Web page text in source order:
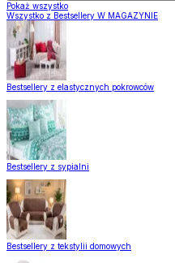
Pokaż wszystko
Wszystko z Bestsellery W MAGAZYNIE
Bestsellery z elastycznych pokrowców
Bestsellery z sypialni
Bestsellery z tekstylii domowych